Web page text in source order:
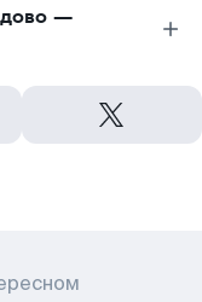
—